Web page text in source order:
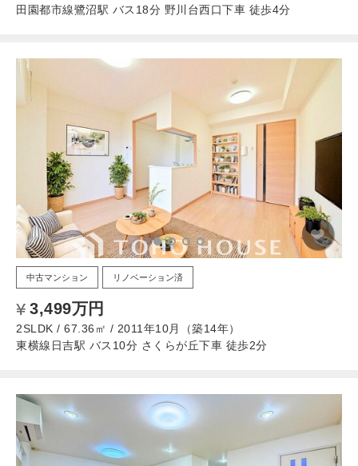
田園都市線鷺沼駅 バス18分 野川台西口下車 徒歩4分
中古マンション リノベーション済
3,499万円
2SLDK / 67.36㎡ / 2011年10月（築14年）
東横線日吉駅 バス10分 さくらが丘下車 徒歩2分